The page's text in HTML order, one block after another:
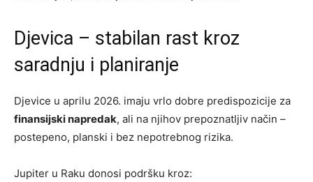
Djevica – stabilan rast kroz
saradnju i planiranje
Djevice u aprilu 2026. imaju vrlo dobre predispozicije za
finansijski napredak, ali na njihov prepoznatljiv način –
postepeno, planski i bez nepotrebnog rizika.
Jupiter u Raku donosi podršku kroz: